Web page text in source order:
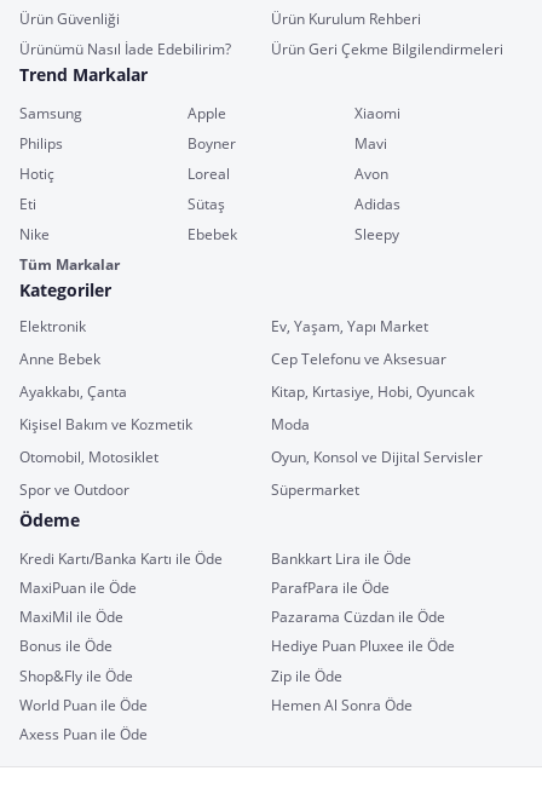
Ürün Güvenliği
Ürün Kurulum Rehberi
Ürünümü Nasıl İade Edebilirim?
Ürün Geri Çekme Bilgilendirmeleri
Trend Markalar
Samsung Apple
Xiaomi
Philips
Boyner
Mavi
Hotiç
Loreal
Avon
Eti
Sütaş
Adidas
Nike
Ebebek
Sleepy
Tüm Markalar
Kategoriler
Elektronik
Ev, Yaşam, Yapı Market
Anne Bebek
Cep Telefonu ve Aksesuar
Ayakkabı, Çanta
Kitap, Kırtasiye, Hobi, Oyuncak
Kişisel Bakım ve Kozmetik
Moda
Otomobil, Motosiklet
Oyun, Konsol ve Dijital Servisler
Spor ve Outdoor
Süpermarket
Ödeme
Kredi Kartı/Banka Kartı ile Öde
Bankkart Lira ile Öde
MaxiPuan ile Öde
ParafPara ile Öde
MaxiMil ile Öde
Pazarama Cüzdan ile Öde
Bonus ile Öde
Hediye Puan Pluxee ile Öde
Shop&Fly ile Öde
Zip ile Öde
World Puan ile Öde
Hemen Al Sonra Öde
Axess Puan ile Öde